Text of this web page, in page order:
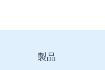
製品